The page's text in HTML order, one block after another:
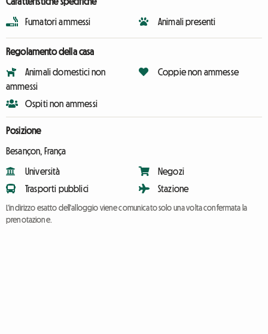
Fumatori ammessi Animali presenti
Regolamento della casa
Animali domestici non
ammessi
Ospiti non ammessi
Coppie non ammesse
Posizione
Besançon, França
Università
Trasporti pubblici
Negozi
Stazione
L'indirizzo esatto dell'alloggio viene comunicato solo una volta confermata la
prenotazione.